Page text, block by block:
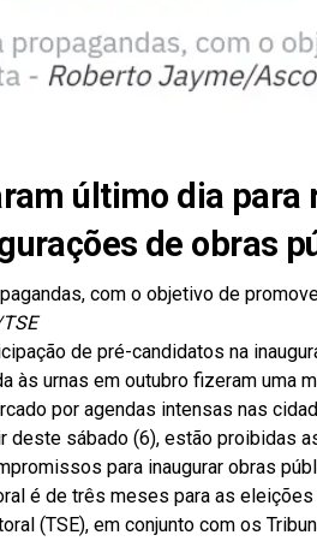
último dia para
de obras
com o objetivo de
de pré-candidatos na
às urnas em outubro fizeram uma
por agendas intensas nas
deste sábado (6), estão proibidas
para inaugurar obras
é de três meses para as
(TSE), em conjunto com os